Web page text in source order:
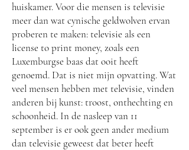
huiskamer. Voor die mensen is televisie
meer dan wat cynische geldwolven ervan
proberen te maken: televisie als een
license to print money, zoals een
Luxemburgse baas dat ooit heeft
genoemd. Dat is niet mijn opvatting. Wat
veel mensen hebben met televisie, vinden
anderen bij kunst: troost, onthechting en
schoonheid. In de nasleep van 11
september is er ook geen ander medium
dan televisie geweest dat beter heeft